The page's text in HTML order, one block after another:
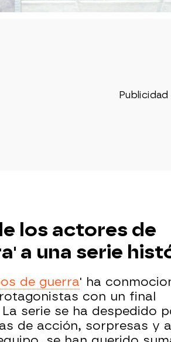
los actores de
a una serie
de guerra' ha
con un final
serie se ha despedido
de acción, sorpresas y